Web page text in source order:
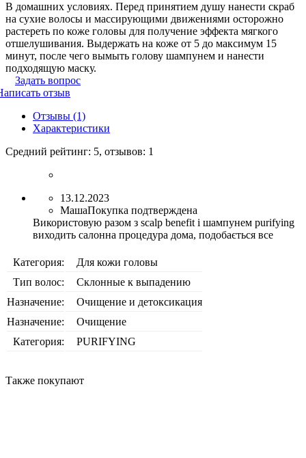
В домашних условиях. Перед принятием душу нанести скраб
на сухие волосы и массирующими движениями осторожно
растереть по коже головы для получение эффекта мягкого
отшелушивания. Выдержать на коже от 5 до максимум 15
минут, после чего вымыть голову шампунем и нанести
подходящую маску.
Задать вопрос
отзыв
Отзывы (1)
Характеристики
Средний рейтинг: 5, отзывов: 1
13.12.2023
МашаПокупка подтверждена
Використовую разом з scalp benefit і шампунем purifying
виходить салонна процедура дома, подобається все
Категория:
Для кожи головы
Тип волос:
Склонные к выпадению
Назначение:
Очищение и детоксикация
Назначение:
Очищение
Категория:
PURIFYING
Также покупают